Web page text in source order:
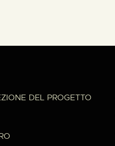
DEL PROGETTO